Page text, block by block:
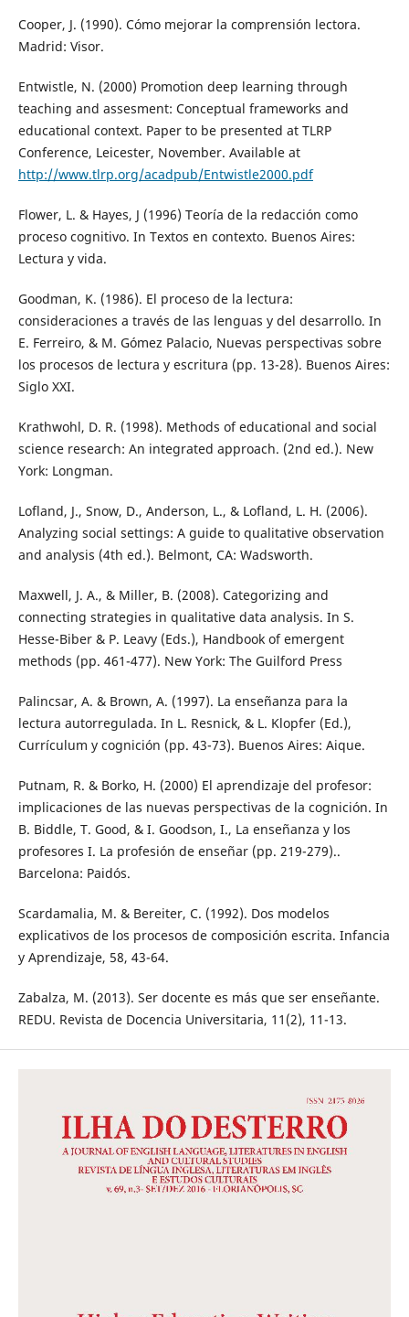
Cooper, J. (1990). Cómo mejorar la comprensión lectora.
Madrid: Visor.
Entwistle, N. (2000) Promotion deep learning through
teaching and assesment: Conceptual frameworks and
educational context. Paper to be presented at TLRP
Conference, Leicester, November. Available at
http://www.tlrp.org/acadpub/Entwistle2000.pdf
Flower, L. & Hayes, J (1996) Teoría de la redacción como
proceso cognitivo. In Textos en contexto. Buenos Aires:
Lectura y vida.
Goodman, K. (1986). El proceso de la lectura:
consideraciones a través de las lenguas y del desarrollo. In
E. Ferreiro, & M. Gómez Palacio, Nuevas perspectivas sobre
los procesos de lectura y escritura (pp. 13-28). Buenos Aires:
Siglo XXI.
Krathwohl, D. R. (1998). Methods of educational and social
science research: An integrated approach. (2nd ed.). New
York: Longman.
Lofland, J., Snow, D., Anderson, L., & Lofland, L. H. (2006).
Analyzing social settings: A guide to qualitative observation
and analysis (4th ed.). Belmont, CA: Wadsworth.
Maxwell, J. A., & Miller, B. (2008). Categorizing and
connecting strategies in qualitative data analysis. In S.
Hesse-Biber & P. Leavy (Eds.), Handbook of emergent
methods (pp. 461-477). New York: The Guilford Press
Palincsar, A. & Brown, A. (1997). La enseñanza para la
lectura autorregulada. In L. Resnick, & L. Klopfer (Ed.),
Currículum y cognición (pp. 43-73). Buenos Aires: Aique.
Putnam, R. & Borko, H. (2000) El aprendizaje del profesor:
implicaciones de las nuevas perspectivas de la cognición. In
B. Biddle, T. Good, & I. Goodson, I., La enseñanza y los
profesores I. La profesión de enseñar (pp. 219-279)..
Barcelona: Paidós.
Scardamalia, M. & Bereiter, C. (1992). Dos modelos
explicativos de los procesos de composición escrita. Infancia
y Aprendizaje, 58, 43-64.
Zabalza, M. (2013). Ser docente es más que ser enseñante.
REDU. Revista de Docencia Universitaria, 11(2), 11-13.